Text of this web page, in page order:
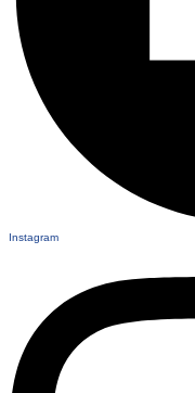
Instagram